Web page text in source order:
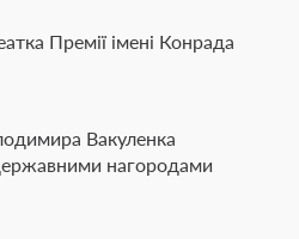
Премії імені Конрада
Вакуленка
нагородами